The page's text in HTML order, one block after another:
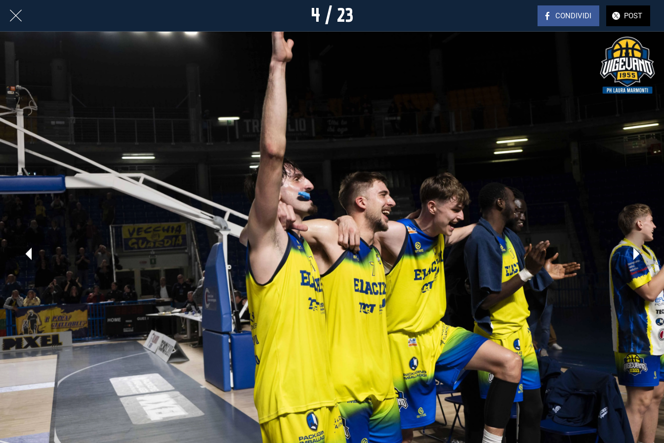
4 / 23 CONDIVIDI POST